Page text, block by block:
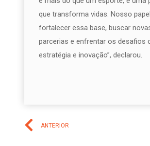
que transforma vidas. Nosso
fortalecer essa base, buscar
parcerias e enfrentar os desafios
estratégia e inovação”, declarou.
ANTERIOR